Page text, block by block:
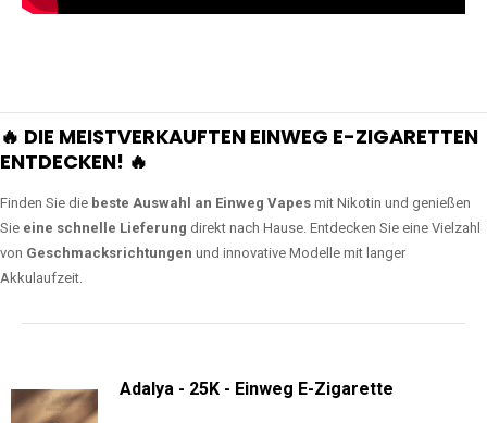
🔥 DIE MEISTVERKAUFTEN EINWEG E-ZIGARETTEN
ENTDECKEN! 🔥
Finden Sie die beste Auswahl an Einweg Vapes mit Nikotin und genießen
Sie eine schnelle Lieferung direkt nach Hause. Entdecken Sie eine Vielzahl
von Geschmacksrichtungen und innovative Modelle mit langer
Akkulaufzeit.
Adalya - 25K - Einweg E-Zigarette